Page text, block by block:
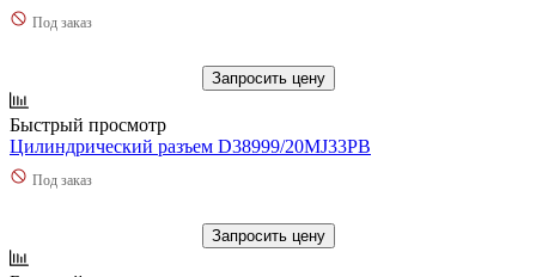
Под заказ
Запросить цену
Быстрый просмотр
Цилиндрический разъем D38999/20MJ33PB
Под заказ
Запросить цену